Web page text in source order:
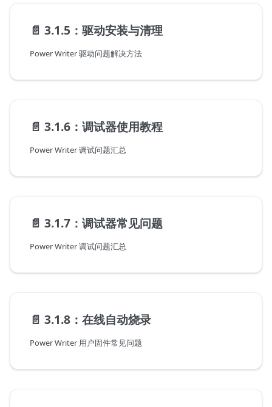
📄️ 3.1.5：驱动安装与清理
Power Writer 驱动问题解决方法
📄️ 3.1.6：调试器使用教程
Power Writer 调试问题汇总
📄️ 3.1.7：调试器常见问题
Power Writer 调试问题汇总
📄️ 3.1.8：在线自动烧录
Power Writer 用户固件常见问题